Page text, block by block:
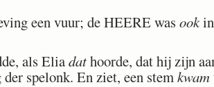
een vuur; de HEERE wasookin
als Eliadathoorde, dat hij zijn
spelonk. En ziet, een stem kwam